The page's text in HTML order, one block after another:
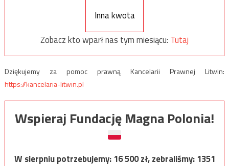
Inna kwota
Zobacz kto wparł nas tym miesiącu: Tutaj
Dziękujemy za pomoc prawną Kancelarii Prawnej Litwin:
https://kancelaria-litwin.pl
Wspieraj Fundację Magna Polonia!
W sierpniu potrzebujemy:16 500zł, zebraliśmy:1351